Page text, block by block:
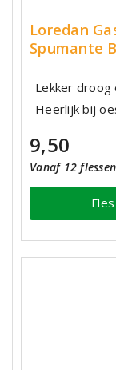
Loredan
Spumante
Lekker droog
Heerlijk bij
9,50
Vanaf 12
Fles